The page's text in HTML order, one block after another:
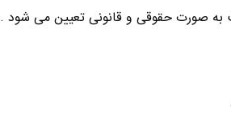
صورت حقوقی و قانونی تعیین می شود .